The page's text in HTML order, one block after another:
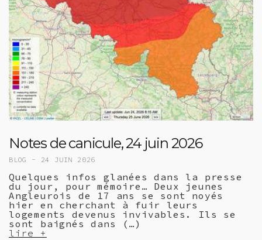
Notes de canicule, 24 juin 2026
BLOG - 24 JUIN 2026
Quelques infos glanées dans la presse
du jour, pour mémoire… Deux jeunes
Angleurois de 17 ans se sont noyés
hier en cherchant à fuir leurs
logements devenus invivables. Ils se
sont baignés dans (…)
lire +